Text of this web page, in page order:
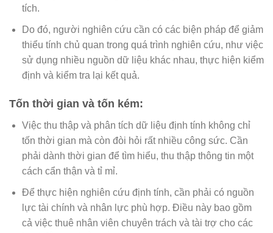
tích.
Do đó, người nghiên cứu cần có các biện pháp để giảm
thiểu tính chủ quan trong quá trình nghiên cứu, như việc
sử dụng nhiều nguồn dữ liệu khác nhau, thực hiện kiểm
định và kiểm tra lại kết quả.
Tốn thời gian và tốn kém:
Việc thu thập và phân tích dữ liệu định tính không chỉ
tốn thời gian mà còn đòi hỏi rất nhiều công sức. Cần
phải dành thời gian để tìm hiểu, thu thập thông tin một
cách cẩn thận và tỉ mỉ.
Để thực hiện nghiên cứu định tính, cần phải có nguồn
lực tài chính và nhân lực phù hợp. Điều này bao gồm
cả việc thuê nhân viên chuyên trách và tài trợ cho các